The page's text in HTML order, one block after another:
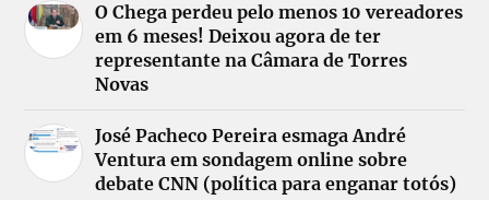
O Chega perdeu pelo menos 10 vereadores
em 6 meses! Deixou agora de ter
representante na Câmara de Torres
Novas
José Pacheco Pereira esmaga André
Ventura em sondagem online sobre
debate CNN (política para enganar totós)